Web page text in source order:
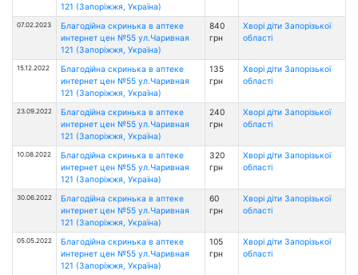
121 (Запоріжжя, Україна)
07.02.2023
Благодійна скринька в аптеке
интернет цен №55 ул.Чаривная
121 (Запоріжжя, Україна)
840
грн
Хворі діти Запорізької
області
15.12.2022
Благодійна скринька в аптеке
интернет цен №55 ул.Чаривная
121 (Запоріжжя, Україна)
135
грн
Хворі діти Запорізької
області
23.09.2022
Благодійна скринька в аптеке
интернет цен №55 ул.Чаривная
121 (Запоріжжя, Україна)
240
грн
Хворі діти Запорізької
області
10.08.2022
Благодійна скринька в аптеке
интернет цен №55 ул.Чаривная
121 (Запоріжжя, Україна)
320
грн
Хворі діти Запорізької
області
30.06.2022
Благодійна скринька в аптеке
интернет цен №55 ул.Чаривная
121 (Запоріжжя, Україна)
60
грн
Хворі діти Запорізької
області
05.05.2022
Благодійна скринька в аптеке
интернет цен №55 ул.Чаривная
121 (Запоріжжя, Україна)
105
грн
Хворі діти Запорізької
області